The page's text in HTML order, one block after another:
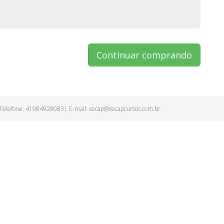
Continuar comprando
41984929083| E-mail: cecap@cecapcursos.com.br